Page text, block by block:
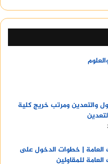
والتعدين ومرتب خريج كلية
العامة | خطوات الدخول على
للمقاولين